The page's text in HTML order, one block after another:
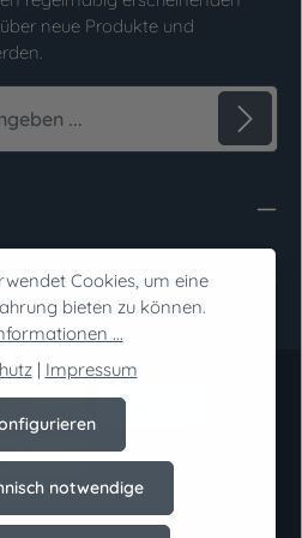
neue Produkte und
und dieAGBgelesen und
*
Felder sind
Cookies, um eine
bieten zu können.
...
| Impressum
notwendige